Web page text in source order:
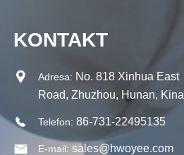
KONTAKT
Adresa: No. 818 Xinhua East
Road, Zhuzhou, Hunan, Kina
Telefon: 86-731-22495135
E-mail: sales@hwoyee.com